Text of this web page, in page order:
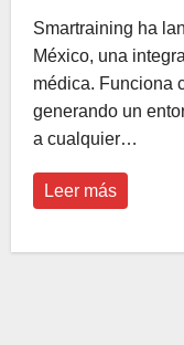
Smartraining ha
México, una
médica. Funciona
generando un
a cualquier…
Leer más